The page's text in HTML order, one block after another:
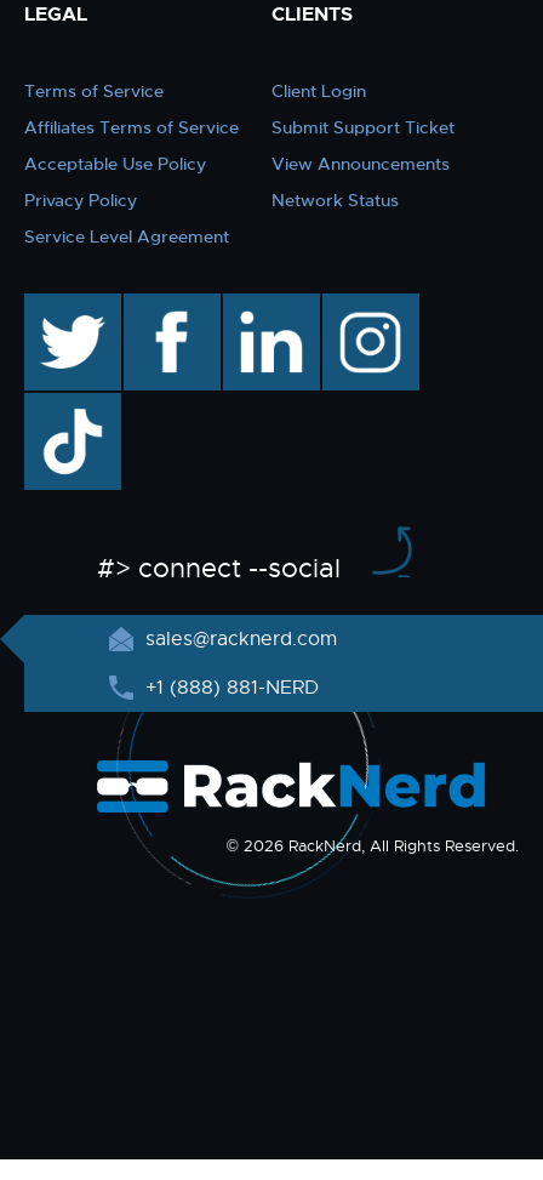
LEGAL
Terms of Service
Affiliates Terms of Service
Acceptable Use Policy
Privacy Policy
Service Level Agreement
CLIENTS
Client Login
Submit Support Ticket
View Announcements
Network Status
facebook linkedin instagram
TikTok
#> connect --social
sales@racknerd.com
+1 (888) 881-NERD
© 2026 RackNerd, All Rights Reserved.